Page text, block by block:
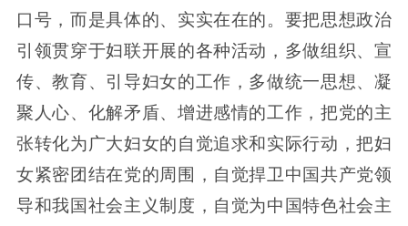
口号，而是具体的、实实在在的。要把思想政治
引领贯穿于妇联开展的各种活动，多做组织、宣
传、教育、引导妇女的工作，多做统一思想、凝
聚人心、化解矛盾、增进感情的工作，把党的主
张转化为广大妇女的自觉追求和实际行动，把妇
女紧密团结在党的周围，自觉捍卫中国共产党领
导和我国社会主义制度，自觉为中国特色社会主